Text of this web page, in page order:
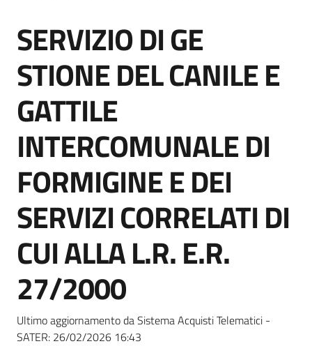
e
strumenti
acquisto
Supporto
Piattaforme
telematiche
site
Salta al contenuto
SERVIZIO DI GE
STIONE DEL CANILE E
GATTILE
INTERCOMUNALE DI
FORMIGINE E DEI
SERVIZI CORRELATI DI
CUI ALLA L.R. E.R.
27/2000
Ultimo aggiornamento da Sistema Acquisti Telematici -
SATER: 26/02/2026 16:43